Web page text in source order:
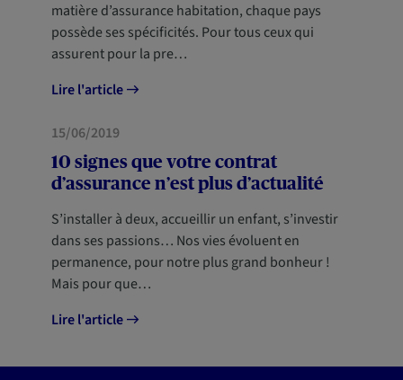
matière d’assurance habitation, chaque pays
possède ses spécificités. Pour tous ceux qui
assurent pour la pre…
Lire l'article
HABITATION
15/06/2019
10 signes que votre contrat
d’assurance n’est plus d’actualité
S’installer à deux, accueillir un enfant, s’investir
dans ses passions… Nos vies évoluent en
permanence, pour notre plus grand bonheur !
Mais pour que…
Lire l'article